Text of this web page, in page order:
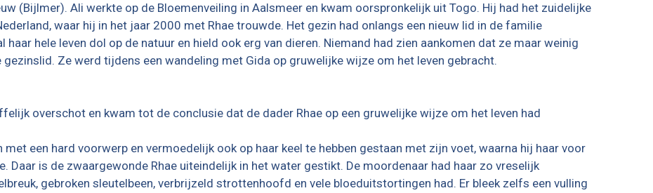
(Bijlmer). Ali werkte op de Bloemenveiling in Aalsmeer en kwam oorspronkelijk uit Togo. Hij had het zuidelijke
waar hij in het jaar 2000 met Rhae trouwde. Het gezin had onlangs een nieuw lid in de familie
haar hele leven dol op de natuur en hield ook erg van dieren. Niemand had zien aankomen dat ze maar weinig
Ze werd tijdens een wandeling met Gida op gruwelijke wijze om het leven gebracht.
overschot en kwam tot de conclusie dat de dader Rhae op een gruwelijke wijze om het leven had
een hard voorwerp en vermoedelijk ook op haar keel te hebben gestaan met zijn voet, waarna hij haar voor
Daar is de zwaargewonde Rhae uiteindelijk in het water gestikt. De moordenaar had haar zo vreselijk
gebroken sleutelbeen, verbrijzeld strottenhoofd en vele bloeduitstortingen had. Er bleek zelfs een vulling